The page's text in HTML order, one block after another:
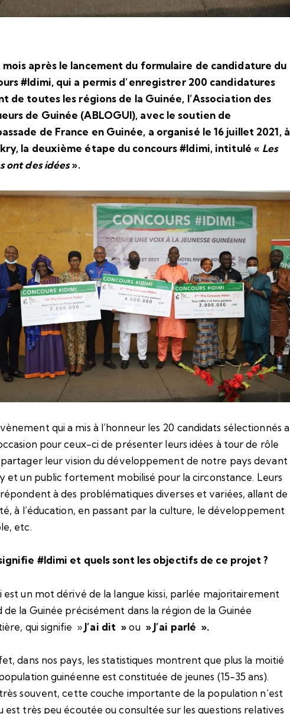
mois après le lancement du formulaire de candidature du
#Idimi, qui a permis d’enregistrer 200 candidatures
de toutes les régions de la Guinée, l’Association des
de Guinée (ABLOGUI), avec le soutien de
de France en Guinée, a organisé le 16 juillet 2021, à
la deuxième étape du concours #Idimi, intitulé « Les
ont des idées».
qui a mis à l’honneur les 20 candidats sélectionnés a
pour ceux-ci de présenter leurs idées à tour de rôle
leur vision du développement de notre pays devant
et un public fortement mobilisé pour la circonstance. Leurs
à des problématiques diverses et variées, allant de
à l’éducation, en passant par la culture, le développement
etc.
#Idimi et quels sont les objectifs de ce projet ?
est un mot dérivé de la langue kissi, parlée majoritairement
de la Guinée précisément dans la région de la Guinée
qui signifie » J’ai dit »ou » J’ai parlé ».
dans nos pays, les statistiques montrent que plus la moitié
guinéenne est constituée de jeunes (15-35 ans).
souvent, cette couche importante de la population n’est
est très peu écoutée ou consultée sur les questions relatives